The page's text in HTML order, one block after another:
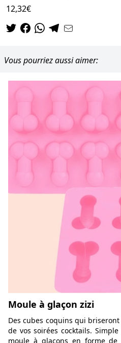
12,32€
Vous pourriez aussi aimer:
Moule à glaçon zizi
Des cubes coquins qui
de vos soirées cocktails.
moule à glaçons en forme